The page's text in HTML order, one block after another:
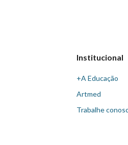
Institucional
+A Educação
Artmed
Trabalhe